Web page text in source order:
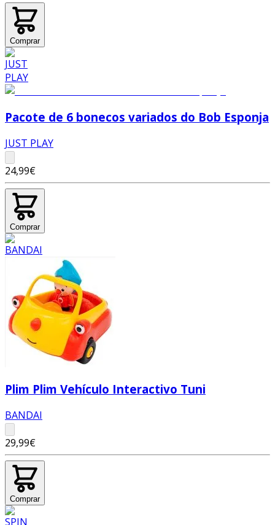
Comprar
Pacote de 6 bonecos variados do Bob Esponja
JUST PLAY
24,99€
Comprar
Plim Plim Vehículo Interactivo Tuni
BANDAI
29,99€
Comprar